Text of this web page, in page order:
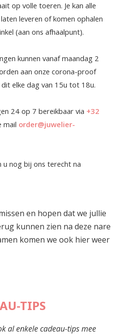
op volle toeren. Je kan alle
leveren of komen ophalen
(aan ons afhaalpunt).
kunnen vanaf maandag 2
aan onze corona-proof
dit elke dag van 15u tot 18u.
24 op 7 bereikbaar via +32
mail order@juwelier-
u nog bij ons terecht na
en hopen dat we jullie
kunnen zien na deze nare
komen we ook hier weer
TIPS
al enkele cadeau-tips mee